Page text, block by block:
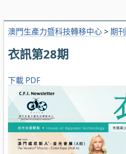
澳門生產力暨科技轉移中心>期刊
衣訊第28期
下載 PDF